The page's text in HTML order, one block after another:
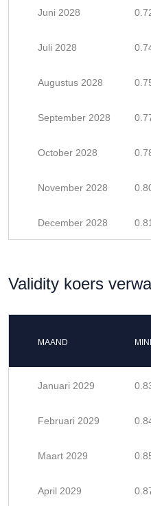
Juni 2028
Juli 2028
Augustus 2028
September 2028
October 2028
November 2028
December 2028
Validity koers
MAAND
Januari 2029
Februari 2029
Maart 2029
April 2029